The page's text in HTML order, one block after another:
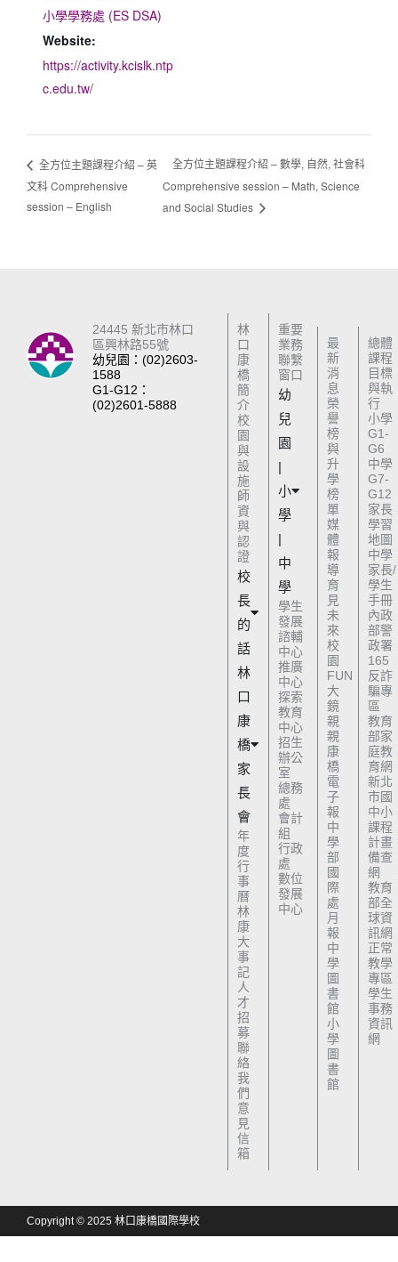
小學學務處 (ES DSA)
Website:
https://activity.kcislk.ntp
c.edu.tw/
全方位主題課程介紹 – 英
文科 Comprehensive
session – English
全方位主題課程介紹 – 數學, 自然, 社會科
Comprehensive session – Math, Science
and Social Studies
24445 新北市林口
區興林路55號
幼兒園：(02)2603-
1588
G1-G12：
(02)2601-5888
林
口
康
橋
簡
介
校
園
與
設
施
師
資
與
認
證
校
長
的
話
林
口
康
橋
家
長
會
年
度
行
事
曆
林
康
大
事
記
人
才
招
募
聯
絡
我
們
意
見
信
箱
重要
業務
聯繫
窗口
幼
兒
園
|
小
學
|
中
學
學生
發展
諮輔
中心
推廣
中心
探索
教育
中心
招生
辦公
室
總務
處
會計
組
行政
處
數位
發展
中心
最
新
消
息
榮
譽
榜
與
升
學
榜
單
媒
體
報
導
育
見
未
來
校
園
FUN
大
鏡
親
親
康
橋
電
子
報
中
學
部
國
際
處
月
報
中
學
圖
書
館
小
學
圖
書
館
總體
課程
目標
與執
行
小學
G1-
G6
中學
G7-
G12
家長
學習
地圖
中學
家長/
學生
手冊
內政
部警
政署
165
反詐
騙專
區
教育
部家
庭教
育網
新北
市國
中小
課程
計畫
備查
網
教育
部全
球資
訊網
正常
教學
專區
學生
事務
資訊
網
Copyright © 2025 林口康橋國際學校